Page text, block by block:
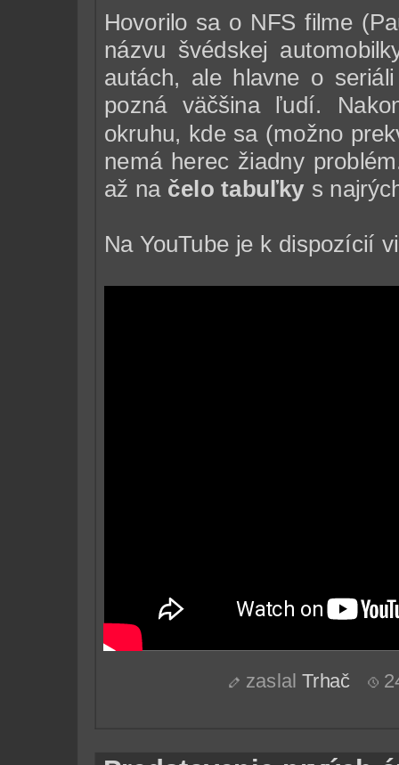
Hovorilo sa o NFS filme
názvu švédskej
autách, ale hlavne o
pozná väčšina ľudí.
okruhu, kde sa (možno
nemá herec žiadny
až na čelo tabuľky s
Na YouTube je k dispozícií
zaslalTrhač